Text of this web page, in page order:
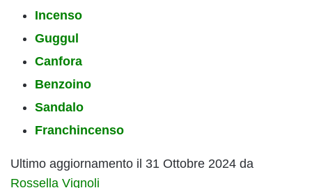
Incenso
Guggul
Canfora
Benzoino
Sandalo
Franchincenso
Ultimo aggiornamento il 31 Ottobre 2024 da
Rossella Vignoli